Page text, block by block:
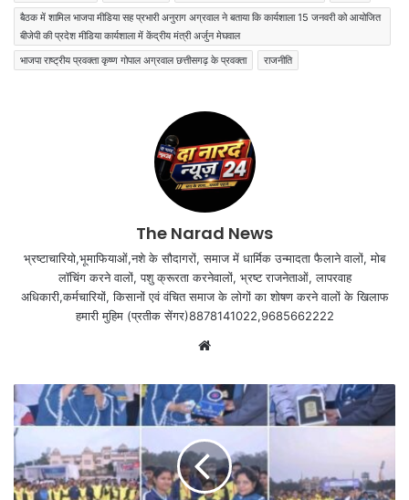
बैठक में शामिल भाजपा मीडिया सह प्रभारी अनुराग अग्रवाल ने बताया कि कार्यशाला 15 जनवरी को आयोजित
बीजेपी की प्रदेश मीडिया कार्यशाला में केंद्रीय मंत्री अर्जुन मेघवाल
भाजपा राष्ट्रीय प्रवक्ता कृष्ण गोपाल अग्रवाल छत्तीसगढ़ के प्रवक्ता
राजनीति
The Narad News
भ्रष्टाचारियो,भूमाफियाओं,नशे के सौदागरों, समाज में धार्मिक उन्मादता फैलाने वालों, मोब
लॉचिंग करने वालों, पशु क्रूरता करनेवालों, भ्रष्ट राजनेताओं, लापरवाह
अधिकारी,कर्मचारियों, किसानों एवं वंचित समाज के लोगों का शोषण करने वालों के खिलाफ
हमारी मुहिम (प्रतीक सेंगर)8878141022,9685662222
Website